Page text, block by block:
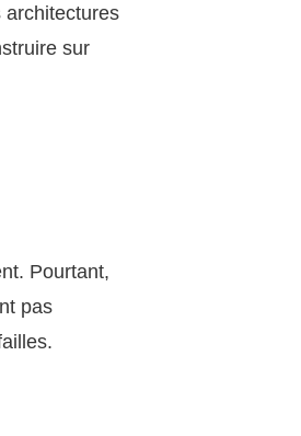
architectures
sur
Pourtant,
pas